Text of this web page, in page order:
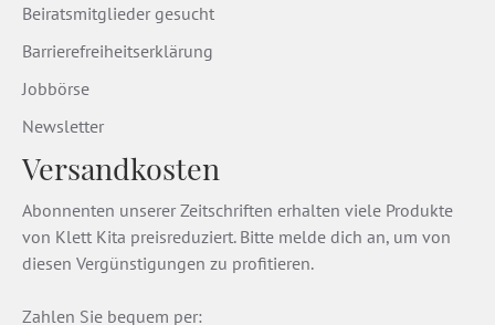
Beiratsmitglieder gesucht
Barrierefreiheitserklärung
Jobbörse
Newsletter
Versandkosten
Abonnenten unserer Zeitschriften erhalten viele Produkte
von Klett Kita preisreduziert. Bitte melde dich an, um von
diesen Vergünstigungen zu profitieren.
Zahlen Sie bequem per: